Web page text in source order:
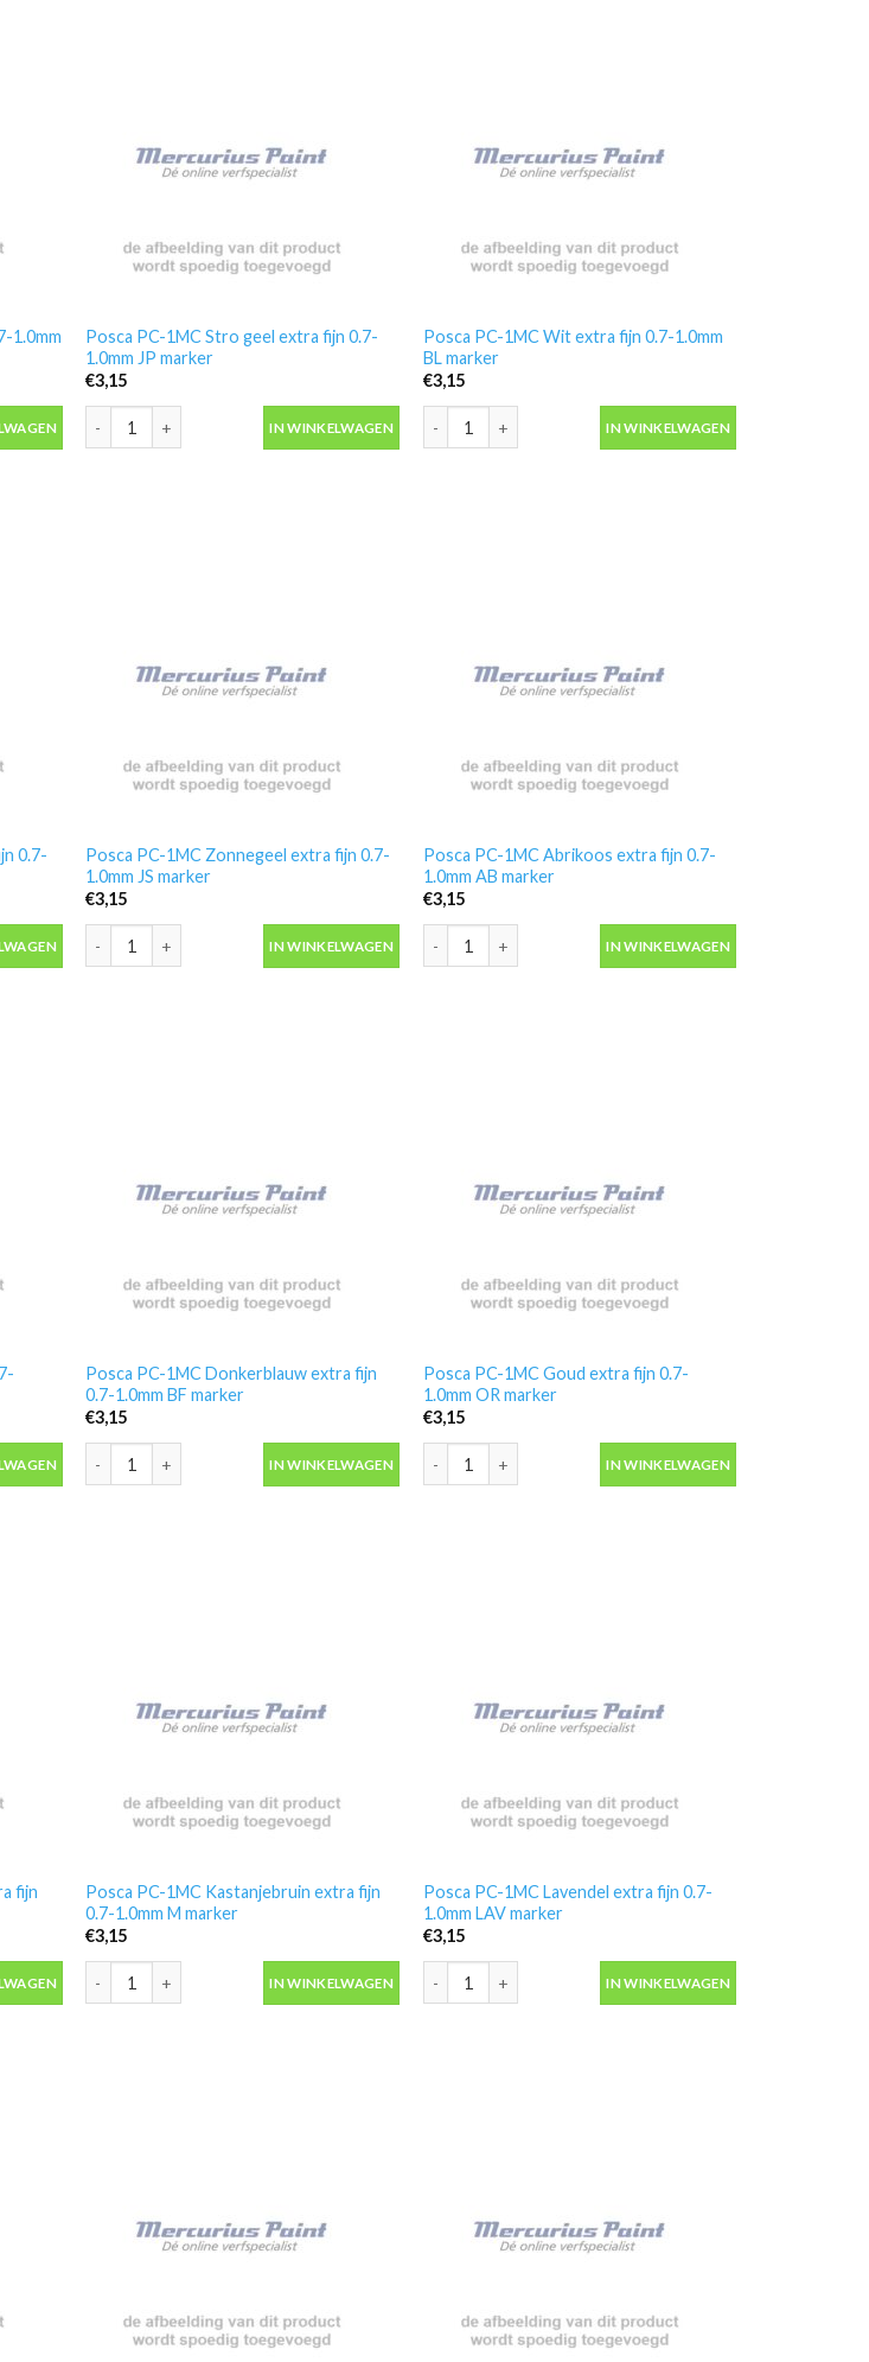
1.0mm
Posca PC-1MC Stro geel extra fijn 0.7-
1.0mm JP marker
€3,15
IN WINKELWAGEN
Posca PC-1MC Wit extra fijn 0.7-1.0mm
BL marker
€3,15
IN WINKELWAGEN
0.7-
Posca PC-1MC Zonnegeel extra fijn 0.7-
1.0mm JS marker
€3,15
IN WINKELWAGEN
Posca PC-1MC Abrikoos extra fijn 0.7-
1.0mm AB marker
€3,15
IN WINKELWAGEN
Posca PC-1MC Donkerblauw extra fijn
0.7-1.0mm BF marker
€3,15
IN WINKELWAGEN
Posca PC-1MC Goud extra fijn 0.7-
1.0mm OR marker
€3,15
IN WINKELWAGEN
fijn
Posca PC-1MC Kastanjebruin extra fijn
0.7-1.0mm M marker
€3,15
IN WINKELWAGEN
Posca PC-1MC Lavendel extra fijn 0.7-
1.0mm LAV marker
€3,15
IN WINKELWAGEN